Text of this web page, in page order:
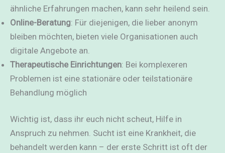
ähnliche Erfahrungen machen, kann sehr heilend sein.
Online-Beratung: Für diejenigen, die lieber anonym
bleiben möchten, bieten viele Organisationen auch
digitale Angebote an.
Therapeutische Einrichtungen: Bei komplexeren
Problemen ist eine stationäre oder teilstationäre
Behandlung möglich
Wichtig ist, dass ihr euch nicht scheut, Hilfe in
Anspruch zu nehmen. Sucht ist eine Krankheit, die
behandelt werden kann – der erste Schritt ist oft der